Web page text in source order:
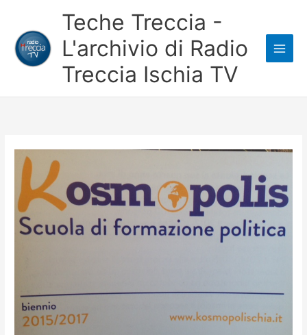
contenuto
Teche Treccia -
L'archivio di Radio
Treccia Ischia TV